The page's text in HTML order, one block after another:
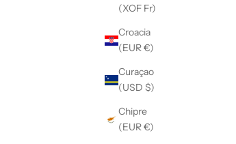
(XOF Fr)
Croacia
(EUR €)
Curaçao
(USD $)
Chipre
(EUR €)